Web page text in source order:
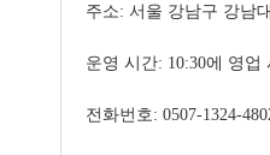
주소: 서울 강남구 강남
운영 시간: 10:30에 영업
전화번호: 0507-1324-